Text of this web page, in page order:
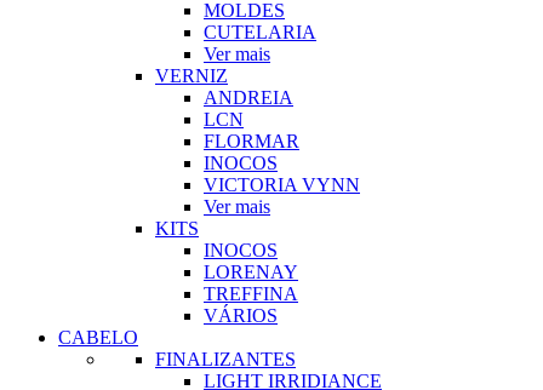
MOLDES
CUTELARIA
Ver mais
VERNIZ
ANDREIA
LCN
FLORMAR
INOCOS
VICTORIA VYNN
Ver mais
KITS
INOCOS
LORENAY
TREFFINA
VÁRIOS
CABELO
FINALIZANTES
LIGHT IRRIDIANCE